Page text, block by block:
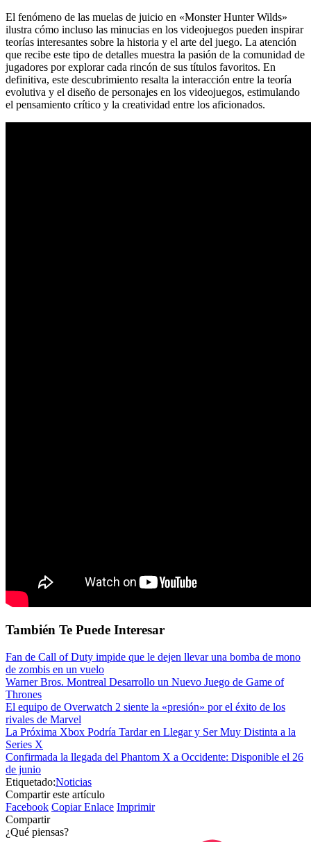
El fenómeno de las muelas de juicio en «Monster Hunter Wilds»
ilustra cómo incluso las minucias en los videojuegos pueden inspirar
teorías interesantes sobre la historia y el arte del juego. La atención
que recibe este tipo de detalles muestra la pasión de la comunidad de
jugadores por explorar cada rincón de sus títulos favoritos. En
definitiva, este descubrimiento resalta la interacción entre la teoría
evolutiva y el diseño de personajes en los videojuegos, estimulando
el pensamiento crítico y la creatividad entre los aficionados.
También Te Puede Interesar
Fan de Call of Duty impide que le dejen llevar una bomba de mono
de zombis en un vuelo
Warner Bros. Montreal Desarrollo un Nuevo Juego de Game of
Thrones
El equipo de Overwatch 2 siente la «presión» por el éxito de los
rivales de Marvel
La Próxima Xbox Podría Tardar en Llegar y Ser Muy Distinta a la
Series X
Confirmada la llegada del Phantom X a Occidente: Disponible el 26
de junio
Etiquetado:Noticias
Compartir este artículo
Facebook Copiar Enlace Imprimir
Compartir
¿Qué piensas?